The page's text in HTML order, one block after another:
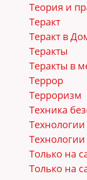
Теория и
Теракт
Теракт в
Теракты
Теракты в
Террор
Терроризм
Техника
Технологии
Только на
Только на